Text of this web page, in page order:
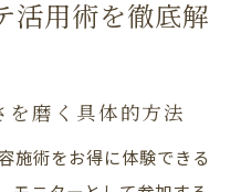
活用術を徹底解
を磨く具体的方法
施術をお得に体験できる